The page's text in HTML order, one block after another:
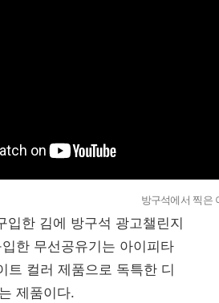
방구석에서 찍은
입한 김에 방구석 광고챌린지
한 무선공유기는 아이피타
트 컬러 제품으로 독특한 디
제품이다.